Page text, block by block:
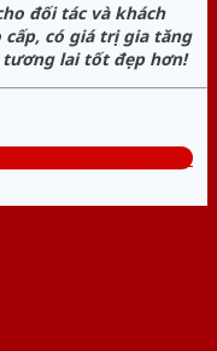
đối tác và khách
cấp, có giá trị gia tăng
lai tốt đẹp hơn!
miễn phí: 0824.400.400